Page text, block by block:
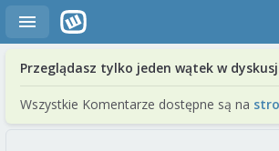
Przeglądasz tylko jeden wątek w
Wszystkie Komentarze dostępne są na